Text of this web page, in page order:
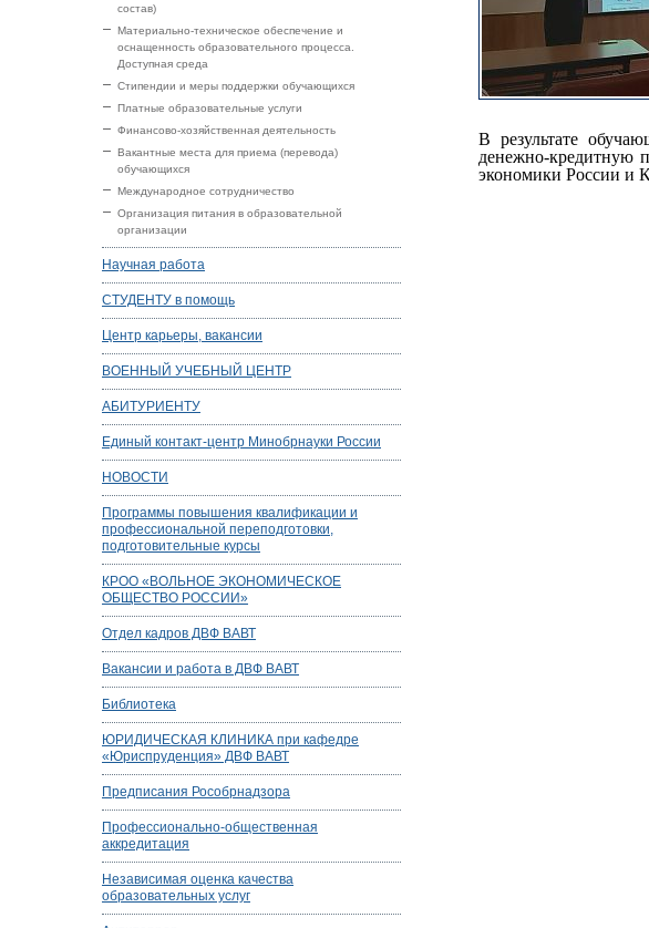
состав)
Материально-техническое обеспечение и
оснащенность образовательного процесса.
Доступная среда
Стипендии и меры поддержки обучающихся
Платные образовательные услуги
Финансово-хозяйственная деятельность
Вакантные места для приема (перевода)
обучающихся
Международное сотрудничество
Организация питания в образовательной
организации
Научная работа
СТУДЕНТУ в помощь
Центр карьеры, вакансии
ВОЕННЫЙ УЧЕБНЫЙ ЦЕНТР
АБИТУРИЕНТУ
Единый контакт-центр Минобрнауки России
НОВОСТИ
Программы повышения квалификации и
профессиональной переподготовки,
подготовительные курсы
КРОО «ВОЛЬНОЕ ЭКОНОМИЧЕСКОЕ
ОБЩЕСТВО РОССИИ»
Отдел кадров ДВФ ВАВТ
Вакансии и работа в ДВФ ВАВТ
Библиотека
ЮРИДИЧЕСКАЯ КЛИНИКА при кафедре
«Юриспруденция» ДВФ ВАВТ
Предписания Рособрнадзора
Профессионально-общественная
аккредитация
Независимая оценка качества
образовательных услуг
В результате
денежно-кредитную
экономики России и